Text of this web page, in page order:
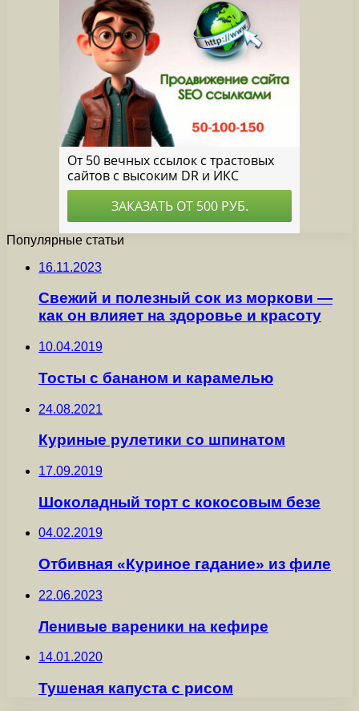
Популярные статьи
16.11.2023
Свежий и полезный сок из моркови —
как он влияет на здоровье и красоту
10.04.2019
Тосты с бананом и карамелью
24.08.2021
Куриные рулетики со шпинатом
17.09.2019
Шоколадный торт с кокосовым безе
04.02.2019
Отбивная «Куриное гадание» из филе
22.06.2023
Ленивые вареники на кефире
14.01.2020
Тушеная капуста с рисом